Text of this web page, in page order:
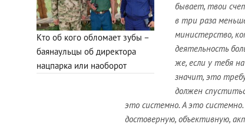
Кто об кого обломает зубы –
баянаульцы об директора
нацпарка или наоборот
бывает, твои
в три раза
министерство,
деятельность
же, если у тебя
значит, это
должен
это системно. А это
достоверную, объективную,